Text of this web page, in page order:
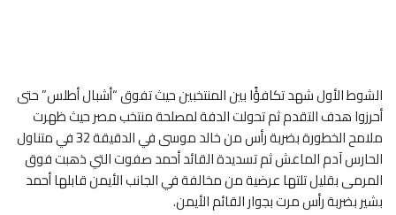
الشوط الأول شهد تكافؤًا بين المنتخبين حيث تفوق “أشبال أطلس” حتى
أحرزوا هدف التقدم ثم تحولت الدفة لمصلحة منتخب مصر حيث ظهرت
ملامح الخطورة بضربة رأس من خالد موسى في الدقيقة 32 في متناول
الحارس آدم الماعش ثم تسديدة القائد أحمد صفوت التي ذهبت فوق
المرمى بقليل تلتها عرضية من مخالفة في الجانب الأيمن قابلها أحمد
بشير بضربة رأس مرت بجوار القائم الأيمن.